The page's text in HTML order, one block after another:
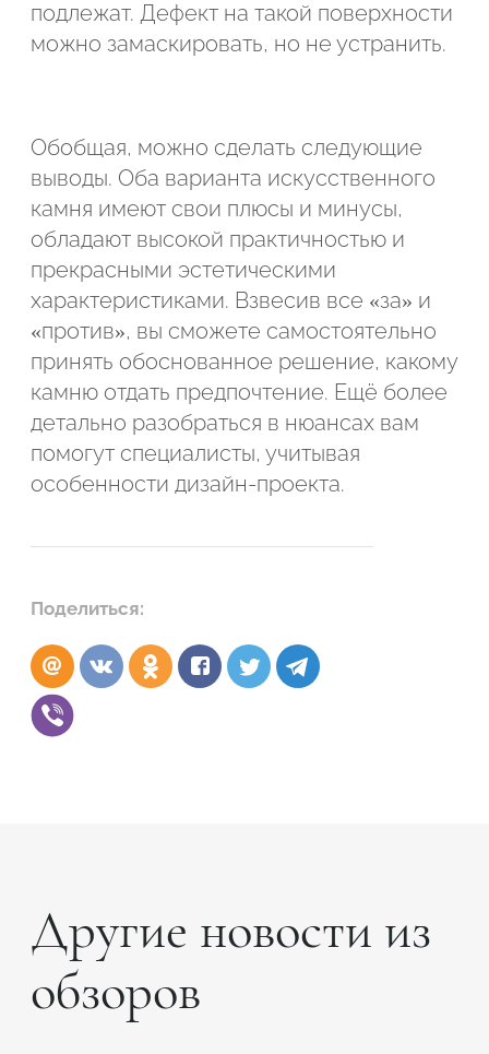
подлежат. Дефект на такой поверхности
можно замаскировать, но не устранить.
Обобщая, можно сделать следующие
выводы. Оба варианта искусственного
камня имеют свои плюсы и минусы,
обладают высокой практичностью и
прекрасными эстетическими
характеристиками. Взвесив все «за» и
«против», вы сможете самостоятельно
принять обоснованное решение, какому
камню отдать предпочтение. Ещё более
детально разобраться в нюансах вам
помогут специалисты, учитывая
особенности дизайн-проекта.
Поделиться:
Другие новости из
обзоров